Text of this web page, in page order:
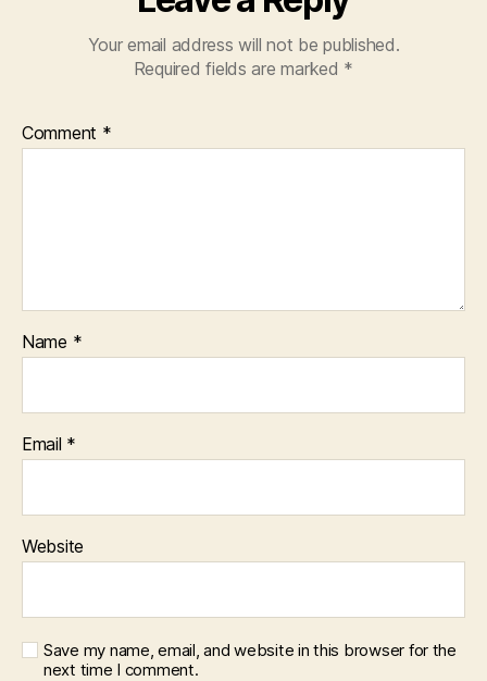
Your email address will not be published.
Required fields are marked *
Comment *
Name *
Email *
Website
Save my name, email, and website in this browser for the
next time I comment.